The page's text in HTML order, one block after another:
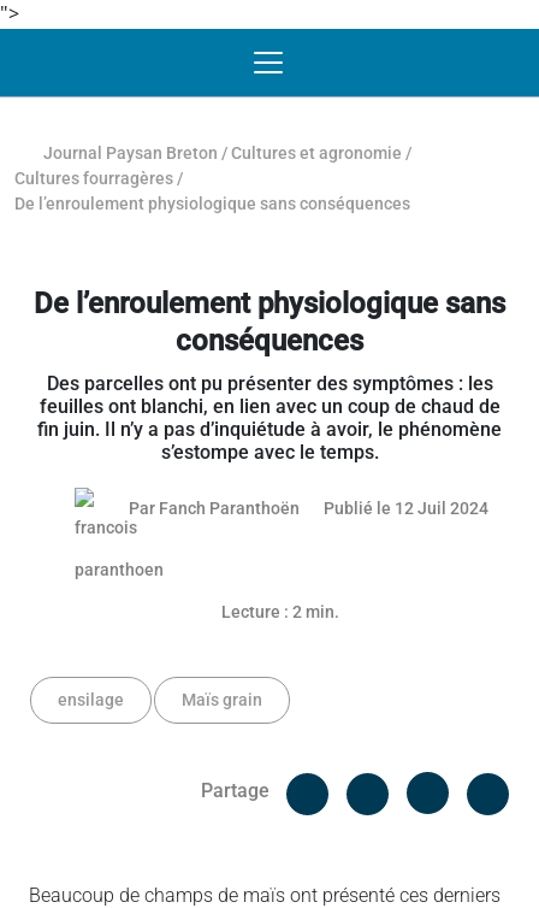
">
Journal Paysan Breton /Cultures et agronomie /
Cultures fourragères /
De l’enroulement physiologique sans conséquences
De l’enroulement physiologique sans
conséquences
Des parcelles ont pu présenter des symptômes : les
feuilles ont blanchi, en lien avec un coup de chaud de
fin juin. Il n’y a pas d’inquiétude à avoir, le phénomène
s’estompe avec le temps.
Article réservé aux abonnés
Par Fanch Paranthoën Publié le 12 Juil 202411
Lecture : 2 min.
ensilage Maïs grain
Partage
Facebook
Beaucoup de champs de maïs ont présenté ces derniers